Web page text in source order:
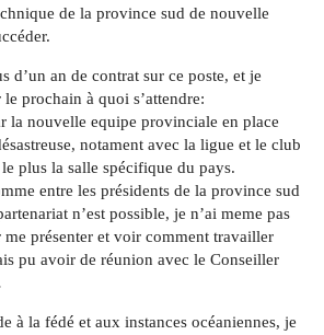
de la province sud de nouvelle
d’un an de contrat sur ce poste, et je
prochain à quoi s’attendre:
la nouvelle equipe provinciale en place
notament avec la ligue et le club
plus la salle spécifique du pays.
entre les présidents de la province sud
n’est possible, je n’ai meme pas
présenter et voir comment travailler
pu avoir de réunion avec le Conseiller
à la fédé et aux instances océaniennes, je